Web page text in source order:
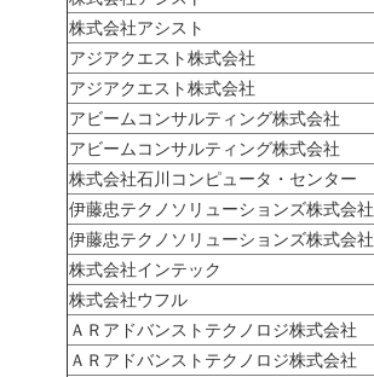
株式会社アシスト
アジアクエスト株式会社
アジアクエスト株式会社
アビームコンサルティング株式会社
アビームコンサルティング株式会社
株式会社石川コンピュータ・センター
伊藤忠テクノソリューションズ株式会社
伊藤忠テクノソリューションズ株式会社
株式会社インテック
株式会社ウフル
ＡＲアドバンストテクノロジ株式会社
ＡＲアドバンストテクノロジ株式会社